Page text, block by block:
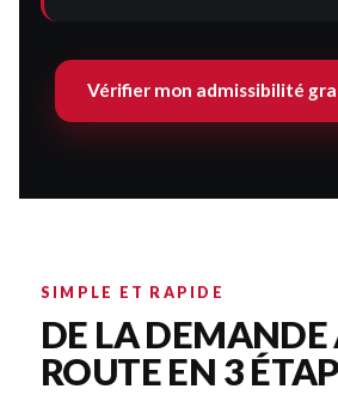
Vérifier mon admissibilité
SIMPLE ET RAPIDE
DE LA DEMANDE
ROUTE EN 3